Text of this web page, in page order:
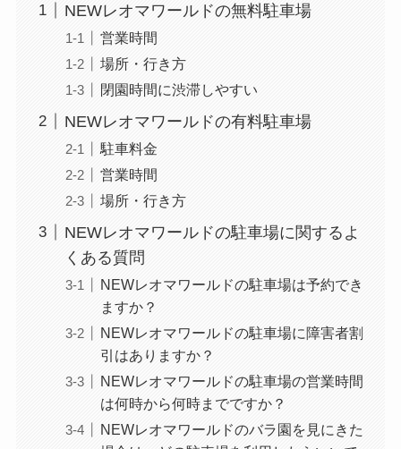
NEWレオマワールドの無料駐車場
営業時間
場所・行き方
閉園時間に渋滞しやすい
NEWレオマワールドの有料駐車場
駐車料金
営業時間
場所・行き方
NEWレオマワールドの駐車場に関するよ
くある質問
NEWレオマワールドの駐車場は予約でき
ますか？
NEWレオマワールドの駐車場に障害者割
引はありますか？
NEWレオマワールドの駐車場の営業時間
は何時から何時までですか？
NEWレオマワールドのバラ園を見にきた